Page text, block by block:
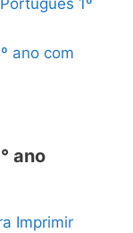
1º
ano com
ano
Imprimir